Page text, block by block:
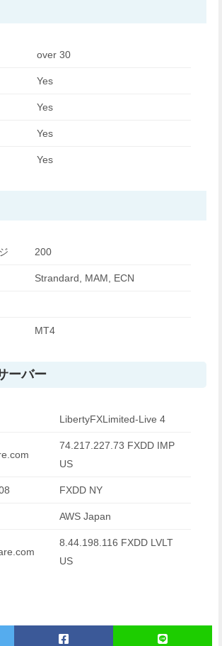
over 30
Yes
Yes
Yes
Yes
200
Strandard, MAM, ECN
MT4
ーバー
LibertyFXLimited-Live 4
74.217.227.73 FXDD IMP
US
FXDD NY
AWS Japan
8.44.198.116 FXDD LVLT
US